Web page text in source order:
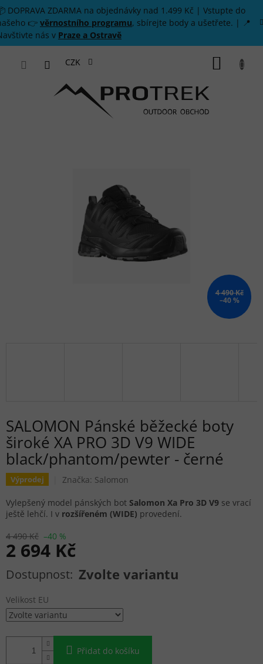
Přejít na obsah
DOPRAVA ZDARMA na objednávky nad 1.499 Kč | Vstupte do
👉 věrnostního programu, sbírejte body a ušetřete. | 📍
nás v Praze a Ostravě
CZK
4 490 Kč
–40 %
SALOMON Pánské běžecké boty
široké XA PRO 3D V9 WIDE
black/phantom/pewter - černé
Výprodej Značka: Salomon
4 490 Kč –40 %
2 694 Kč
Měrná cena: Zvolte variantu
Velikost EU
Přidat do košíku
Vylepšený model pánských bot Salomon Xa Pro 3D V9 se vrací
ještě lehčí. I v rozšířeném (WIDE) provedení.